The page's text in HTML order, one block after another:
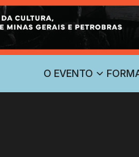
O EVENTO